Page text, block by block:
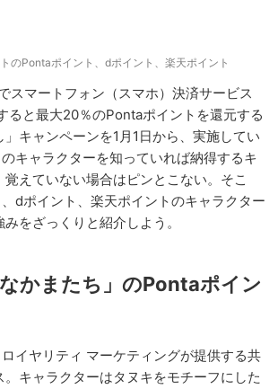
のPontaポイント、dポイント、楽天ポイント
スマートフォン（スマホ）決済サービス
ると最大20％のPontaポイントを還元する
」キャンペーンを1月1日から、実施してい
キャラクターを知っていれば納得するキ
覚えていない場合はピンとこない。そこ
dポイント、楽天ポイントのキャラクター
をざっくりと紹介しよう。
なかまたち」のPontaポイン
イヤリティ マーケティングが提供する共
キャラクターはタヌキをモチーフにした